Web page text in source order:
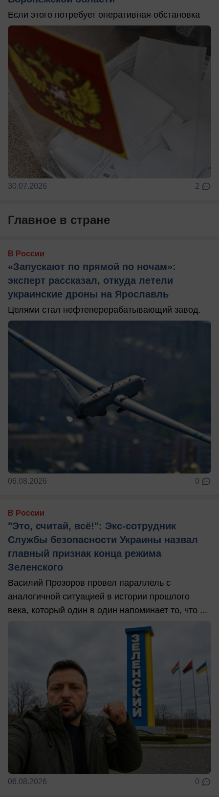
Если этого потребует оперативная обстановка
30.07.2026 2
Главное в стране
В России
«Запускают по прямой по ночам»:
эксперт рассказал, откуда летели
украинские дроны на Ярославль
Целями стал нефтеперерабатывающий завод.
06.08.2026 0
В России
"Это, считай, всё!": Экс-сотрудник
Службы безопасности Украины назвал
главный признак конца режима
Зеленского
Василий Прозоров провел параллель с
аналогичной ситуацией в истории прошлого
века, который один в один напоминает то, что ...
06.08.2026 0